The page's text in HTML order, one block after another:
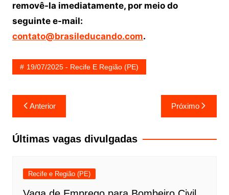
removê-la imediatamente, por meio do
seguinte e-mail:
contato@brasileducando.com.
19/07/2025 - Recife E Região (PE)
Navegação
de
Post
Anterior Próximo
Últimas vagas divulgadas
Recife e Região (PE)